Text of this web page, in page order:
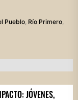
Pueblo, Río Primero,
JÓVENES,